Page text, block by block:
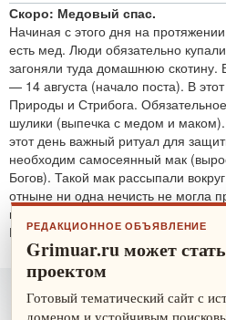
Скоро: Медовый спас.
Начиная с этого дня на
есть мед. Люди обязательно
загоняли туда домашнюю
— 14 августа (начало поста). В
Природы и Стрибога.
шулики (выпечка с медом и
этот день важный ритуал для
необходим самосеянный мак
Богов). Такой мак рассыпали
отныне ни одна нечисть не могла
проводятся обряды для защиты от
По теме:защитные ритуалы
РЕДАКЦИОННОЕ ОБЪЯВЛЕНИЕ
Grimuar.ru может
проектом
Готовый тематический сайт с
доменом и устойчивым